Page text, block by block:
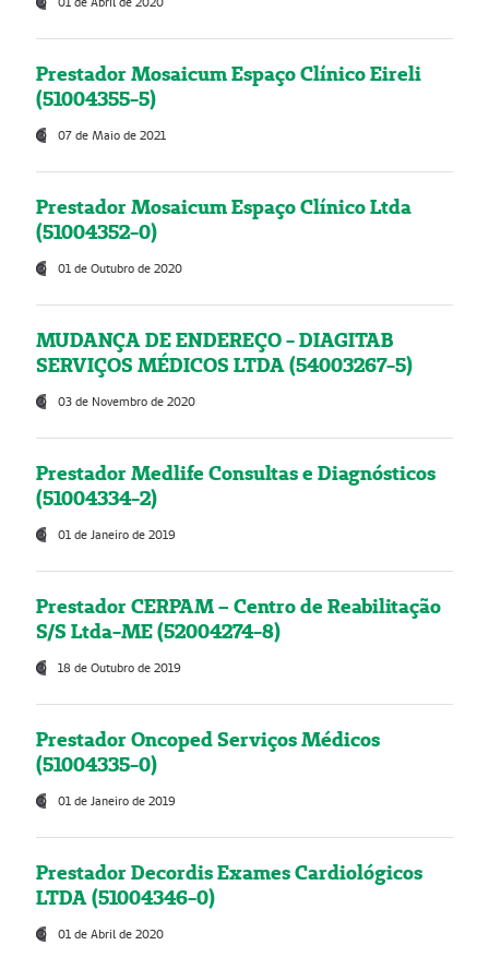
Prestador Mosaicum Espaço Clínico Eireli
(51004355-5)
07 de Maio de 2021
Prestador Mosaicum Espaço Clínico Ltda
(51004352-0)
01 de Outubro de 2020
MUDANÇA DE ENDEREÇO - DIAGITAB
SERVIÇOS MÉDICOS LTDA (54003267-5)
03 de Novembro de 2020
Prestador Medlife Consultas e Diagnósticos
(51004334-2)
01 de Janeiro de 2019
Prestador CERPAM – Centro de Reabilitação
S/S Ltda-ME (52004274-8)
18 de Outubro de 2019
Prestador Oncoped Serviços Médicos
(51004335-0)
01 de Janeiro de 2019
Prestador Decordis Exames Cardiológicos
LTDA (51004346-0)
01 de Abril de 2020